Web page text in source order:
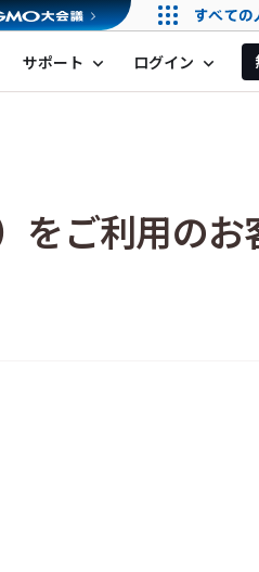
サポート expand_more ログイン expand_more
をご利用のお